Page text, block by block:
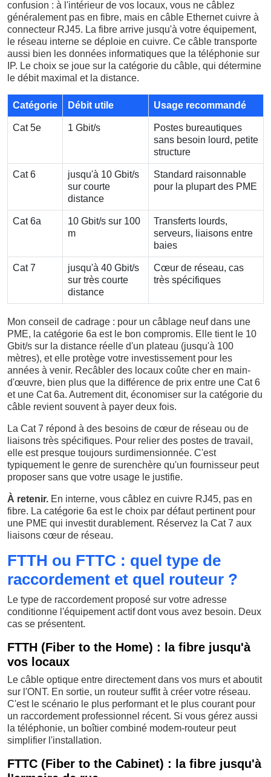
confusion : à l'intérieur de vos locaux, vous ne câblez
généralement pas en fibre, mais en câble Ethernet cuivre à
connecteur RJ45. La fibre arrive jusqu'à votre équipement,
le réseau interne se déploie en cuivre. Ce câble transporte
aussi bien les données informatiques que la téléphonie sur
IP. Le choix se joue sur la catégorie du câble, qui détermine
le débit maximal et la distance.
Catégorie Débit utile Usage recommandé
Cat 5e 1 Gbit/s
Postes bureautiques
sans besoin lourd, petite
structure
Cat 6
jusqu'à 10 Gbit/s
sur courte
distance
Standard raisonnable
pour la plupart des PME
Cat 6a
10 Gbit/s sur 100
m
Transferts lourds,
serveurs, liaisons entre
baies
Cat 7
jusqu'à 40 Gbit/s
sur très courte
distance
Cœur de réseau, cas
très spécifiques
Mon conseil de cadrage : pour un câblage neuf dans une
PME, la catégorie 6a est le bon compromis. Elle tient le 10
Gbit/s sur la distance réelle d'un plateau (jusqu'à 100
mètres), et elle protège votre investissement pour les
années à venir. Recâbler des locaux coûte cher en main-
d'œuvre, bien plus que la différence de prix entre une Cat 6
et une Cat 6a. Autrement dit, économiser sur la catégorie du
câble revient souvent à payer deux fois.
La Cat 7 répond à des besoins de cœur de réseau ou de
liaisons très spécifiques. Pour relier des postes de travail,
elle est presque toujours surdimensionnée. C'est
typiquement le genre de surenchère qu'un fournisseur peut
proposer sans que votre usage le justifie.
À retenir. En interne, vous câblez en cuivre RJ45, pas en
fibre. La catégorie 6a est le choix par défaut pertinent pour
une PME qui investit durablement. Réservez la Cat 7 aux
liaisons cœur de réseau.
FTTH ou FTTC : quel type de
raccordement et quel routeur ?
Le type de raccordement proposé sur votre adresse
conditionne l'équipement actif dont vous avez besoin. Deux
cas se présentent.
FTTH (Fiber to the Home) : la fibre jusqu'à
vos locaux
Le câble optique entre directement dans vos murs et aboutit
sur l'ONT. En sortie, un routeur suffit à créer votre réseau.
C'est le scénario le plus performant et le plus courant pour
un raccordement professionnel récent. Si vous gérez aussi
la téléphonie, un boîtier combiné modem-routeur peut
simplifier l'installation.
FTTC (Fiber to the Cabinet) : la fibre jusqu'à